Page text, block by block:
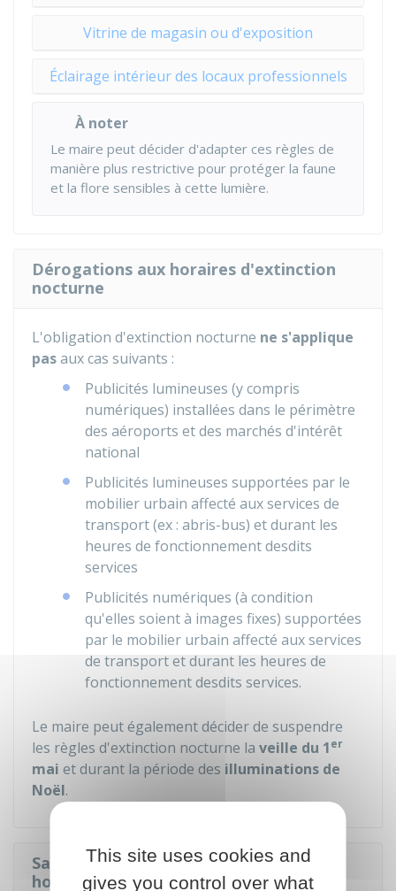
Vitrine de magasin ou d'exposition
Éclairage intérieur des locaux professionnels
À noter
Le maire peut décider d'adapter ces règles de
manière plus restrictive pour protéger la faune
et la flore sensibles à cette lumière.
Dérogations aux horaires d'extinction
nocturne
L'obligation d'extinction nocturne ne s'applique
pasaux cas suivants :
Publicités lumineuses (y compris
numériques) installées dans le périmètre
des aéroports et des marchés d'intérêt
national
Publicités lumineuses supportées par le
mobilier urbain affecté aux services de
transport (ex : abris-bus) et durant les
heures de fonctionnement desdits
services
Publicités numériques (à condition
qu'elles soient à images fixes) supportées
par le mobilier urbain affecté aux services
de transport et durant les heures de
fonctionnement desdits services.
Le maire peut également décider de suspendre
les règles d'extinction nocturne la veille du 1er
mai et durant la période des illuminations de
Noël.
Sanction en cas de non-respect des
horaires d'extinction
This site uses cookies and
gives you control over what